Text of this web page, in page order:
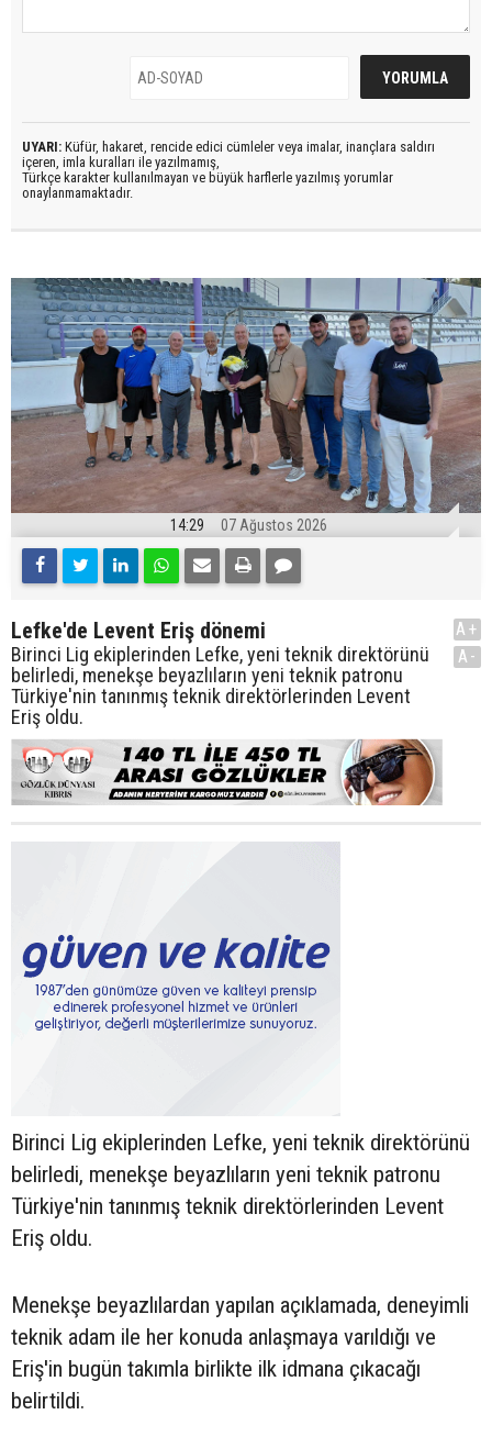
UYARI: Küfür, hakaret, rencide edici cümleler veya imalar, inançlara saldırı
içeren, imla kuralları ile yazılmamış,
Türkçe karakter kullanılmayan ve büyük harflerle yazılmış yorumlar
onaylanmamaktadır.
14:29 07 Ağustos 2026
Lefke'de Levent Eriş dönemi
Birinci Lig ekiplerinden Lefke, yeni teknik direktörünü
belirledi, menekşe beyazlıların yeni teknik patronu
Türkiye'nin tanınmış teknik direktörlerinden Levent
Eriş oldu.
A+
A-
Birinci Lig ekiplerinden Lefke, yeni teknik direktörünü
belirledi, menekşe beyazlıların yeni teknik patronu
Türkiye'nin tanınmış teknik direktörlerinden Levent
Eriş oldu.
Menekşe beyazlılardan yapılan açıklamada, deneyimli
teknik adam ile her konuda anlaşmaya varıldığı ve
Eriş'in bugün takımla birlikte ilk idmana çıkacağı
belirtildi.